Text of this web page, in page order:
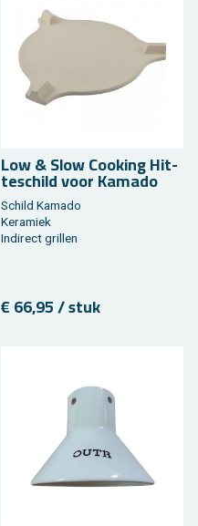
Low & Slow Coo­king Hit­
te­schild voor Ka­ma­do
Schild Ka­ma­do
Ke­ra­miek
In­di­rect gril­len
€ 66,95 / stuk